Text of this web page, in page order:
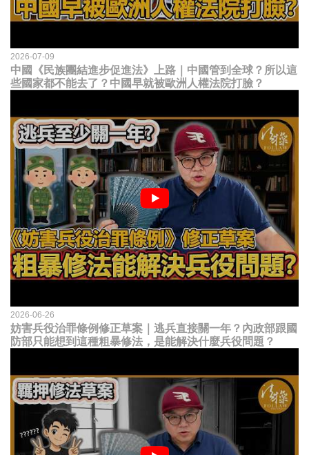
2026-07-09
中國《民族團結進步促進法》上路｜中國管到全球？所以這
些國家都不能去了？中國早就被歐洲人權法院打臉？
2026-06-26
妨害兵役治罪條例修正草案｜逃兵直接關一年？內政部跟國
防部只能想到這種粗暴修法，是能解決什麼兵役問題？